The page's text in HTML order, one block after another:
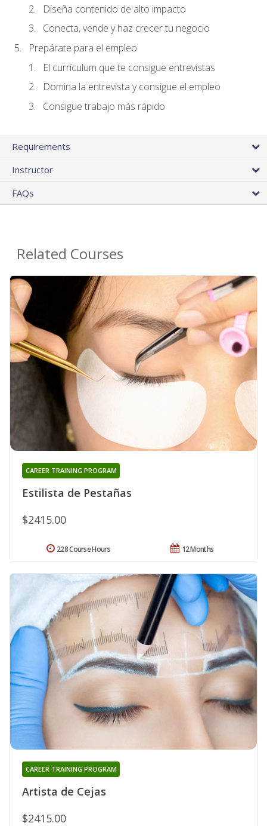
Diseña contenido de alto impacto
Conecta, vende y haz crecer tu negocio
Prepárate para el empleo
El currículum que te consigue entrevistas
Domina la entrevista y consigue el empleo
Consigue trabajo más rápido
Requirements
Instructor
FAQs
Related Courses
Estilista de Pestañas
CAREER TRAINING PROGRAM
$2415.00
12 Months
228 Course Hours
Artista de Cejas
CAREER TRAINING PROGRAM
$2415.00